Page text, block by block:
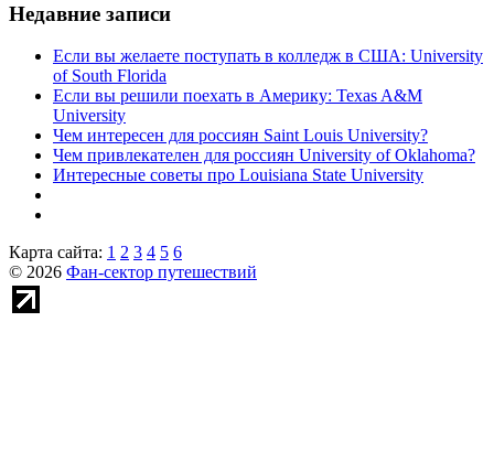
Недавние записи
Если вы желаете поступать в колледж в США: University
of South Florida
Если вы решили поехать в Америку: Texas A&M
University
Чем интересен для россиян Saint Louis University?
Чем привлекателен для россиян University of Oklahoma?
Интересные советы про Louisiana State University
Карта сайта: 1 2 3 4 5 6
© 2026 Фан-сектор путешествий